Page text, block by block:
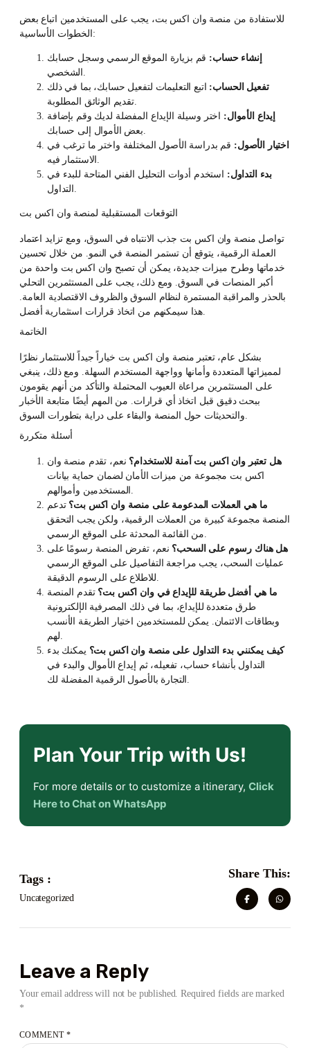
للاستفادة من منصة وان اكس بت، يجب على المستخدمين اتباع بعض
الخطوات الأساسية:
إنشاء حساب: قم بزيارة الموقع الرسمي وسجل حسابك
الشخصي.
تفعيل الحساب: اتبع التعليمات لتفعيل حسابك، بما في ذلك
تقديم الوثائق المطلوبة.
إيداع الأموال: اختر وسيلة الإيداع المفضلة لديك وقم بإضافة
بعض الأموال إلى حسابك.
اختيار الأصول: قم بدراسة الأصول المختلفة واختر ما ترغب في
الاستثمار فيه.
بدء التداول: استخدم أدوات التحليل الفني المتاحة للبدء في
التداول.
التوقعات المستقبلية لمنصة وان اكس بت
تواصل منصة وان اكس بت جذب الانتباه في السوق، ومع تزايد اعتماد
العملة الرقمية، يتوقع أن تستمر المنصة في النمو. من خلال تحسين
خدماتها وطرح ميزات جديدة، يمكن أن تصبح وان اكس بت واحدة من
أكبر المنصات في السوق. ومع ذلك، يجب على المستثمرين التحلي
بالحذر والمراقبة المستمرة لنظام السوق والظروف الاقتصادية العامة.
هذا سيمكنهم من اتخاذ قرارات استثمارية أفضل.
الخاتمة
بشكل عام، تعتبر منصة وان اكس بت خياراً جيداً للاستثمار نظرًا
لمميزاتها المتعددة وأمانها وواجهة المستخدم السهلة. ومع ذلك، ينبغي
على المستثمرين مراعاة العيوب المحتملة والتأكد من أنهم يقومون
ببحث دقيق قبل اتخاذ أي قرارات. من المهم أيضًا متابعة الأخبار
والتحديثات حول المنصة والبقاء على دراية بتطورات السوق.
أسئلة متكررة
هل تعتبر وان اكس بت آمنة للاستخدام؟ نعم، تقدم منصة وان
اكس بت مجموعة من ميزات الأمان لضمان حماية بيانات
المستخدمين وأموالهم.
ما هي العملات المدعومة على منصة وان اكس بت؟ تدعم
المنصة مجموعة كبيرة من العملات الرقمية، ولكن يجب التحقق
من القائمة المحدثة على الموقع الرسمي.
هل هناك رسوم على السحب؟ نعم، تفرض المنصة رسومًا على
عمليات السحب، يجب مراجعة التفاصيل على الموقع الرسمي
للاطلاع على الرسوم الدقيقة.
ما هي أفضل طريقة للإيداع في وان اكس بت؟ تقدم المنصة
طرق متعددة للإيداع، بما في ذلك المصرفية الإلكترونية
وبطاقات الائتمان. يمكن للمستخدمين اختيار الطريقة الأنسب
لهم.
كيف يمكنني بدء التداول على منصة وان اكس بت؟ يمكنك بدء
التداول بأنشاء حساب، تفعيله، ثم إيداع الأموال والبدء في
التجارة بالأصول الرقمية المفضلة لك.
Plan Your Trip with Us!
For more details or to customize a itinerary, Click
Here to Chat on WhatsApp
Tags :
Uncategorized
Share This:
Leave a Reply
Your email address will not be published. Required fields are marked
*
COMMENT *